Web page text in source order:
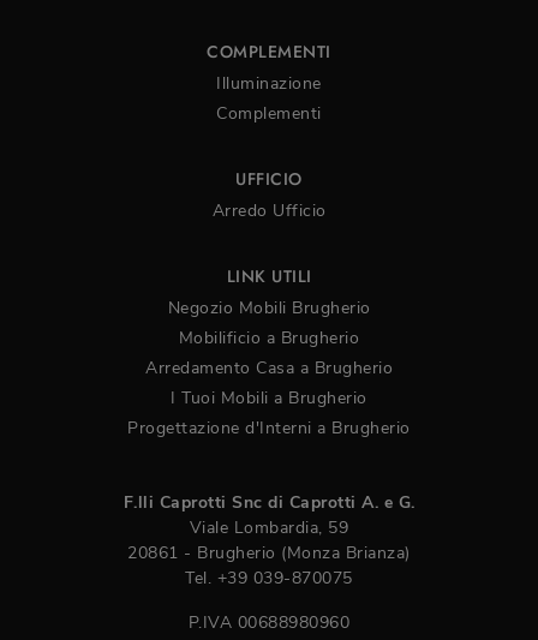
COMPLEMENTI
Illuminazione
Complementi
UFFICIO
Arredo Ufficio
LINK UTILI
Negozio Mobili Brugherio
Mobilificio a Brugherio
Arredamento Casa a Brugherio
I Tuoi Mobili a Brugherio
Progettazione d'Interni a Brugherio
F.lli Caprotti Snc di Caprotti A. e G.
Viale Lombardia, 59
20861 - Brugherio (Monza Brianza)
Tel. +39 039-870075
P.IVA 00688980960